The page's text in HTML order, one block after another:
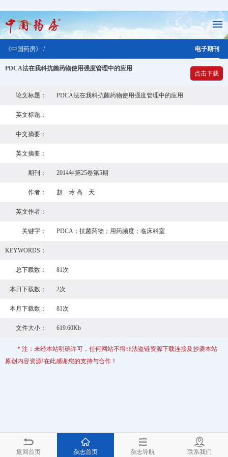
《中国药房》 / 电子期刊
PDCA法在我科抗菌药物使用强度管理中的应用
点击下载
论文标题： PDCA法在我科抗菌药物使用强度管理中的应用
英文标题：
中文摘要：
英文摘要：
期刊： 2014年第25卷第5期
作者： 赵 玲 高 天
英文作者：
关键字： PDCA；抗菌药物；用药频度；临床科室
KEYWORDS：
总下载数： 81次
本日下载数： 2次
本月下载数： 81次
文件大小： 619.60Kb
* 注：未经本站明确许可，任何网站不得非法盗链资源下载连接及抄袭本站
原创内容资源!在此感谢您的支持与合作！
返回首页 杂志首页 杂志导航 联系我们